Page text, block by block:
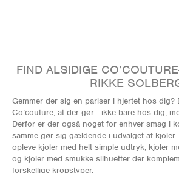
FIND ALSIDIGE
RIKKE
Gemmer der sig en pariser i hjertet hos dig?
Co’couture, at der gør - ikke bare hos dig,
Derfor er der også noget for enhver smag i
samme gør sig gældende i udvalget af
opleve kjoler med helt simple udtryk, kjoler
og kjoler med smukke silhuetter der
forskellige kropstyper.